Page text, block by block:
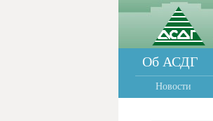
Об АСДГ
Новости